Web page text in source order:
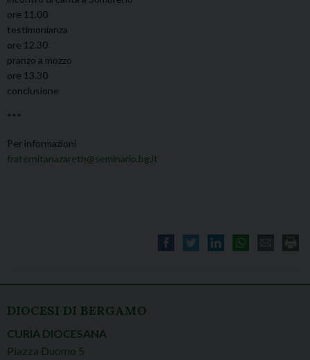
ore 11.00
testimonianza
ore 12.30
pranzo a mozzo
ore 13.30
conclusione
***
Per informazioni
fraternitanazareth@seminario.bg.it
DIOCESI DI BERGAMO
CURIA DIOCESANA
Piazza Duomo 5